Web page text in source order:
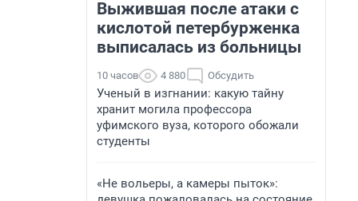
Выжившая после атаки с
кислотой петербурженка
выписалась из больницы
10 часов 4 880 Обсудить
Ученый в изгнании: какую тайну
хранит могила профессора
уфимского вуза, которого обожали
студенты
«Не вольеры, а камеры пыток»: